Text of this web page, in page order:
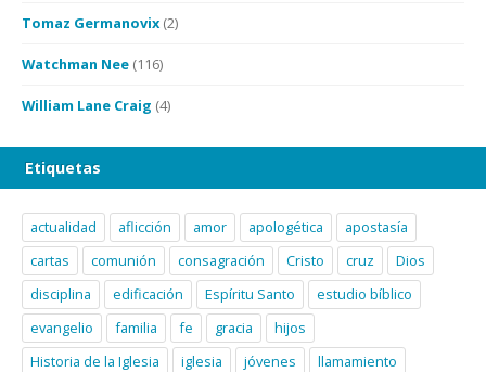
Tomaz Germanovix (2)
Watchman Nee (116)
William Lane Craig (4)
Etiquetas
actualidad aflicción amor apologética
apostasía
cartas
comunión consagración Cristo cruz
Dios
disciplina
edificación Espíritu Santo
estudio bíblico
evangelio
familia fe gracia
hijos
Historia de la Iglesia
iglesia jóvenes
llamamiento